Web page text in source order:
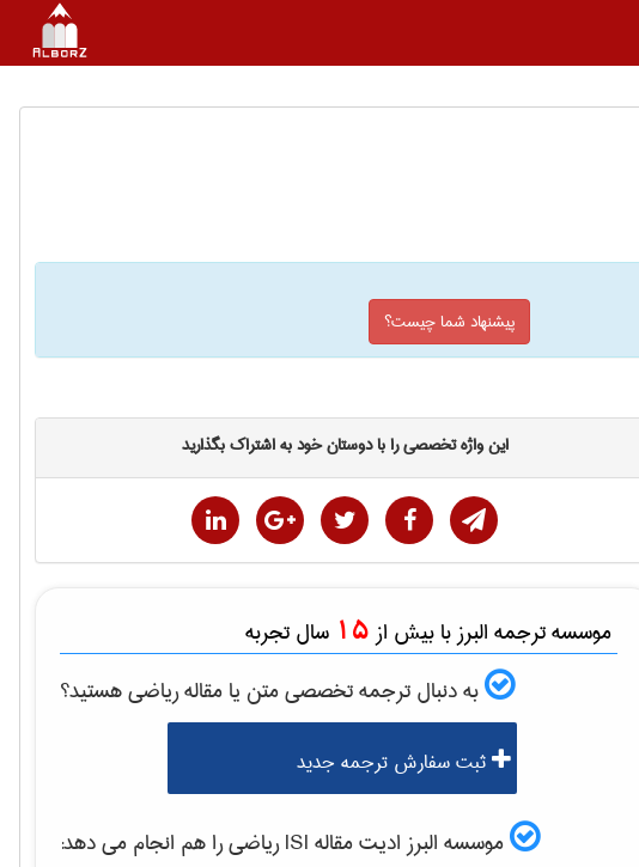
پیشنهاد شما چیست؟
این واژه تخصصی را با دوستان خود به اشتراک بگذارید
موسسه ترجمه البرز با بیش از 15 سال تجربه
به دنبال ترجمه تخصصی متن یا مقالهرياضیهستید؟
ثبت سفارش ترجمه جدید
موسسه البرز ادیت مقاله ISI رياضیرا هم انجام می دهد: